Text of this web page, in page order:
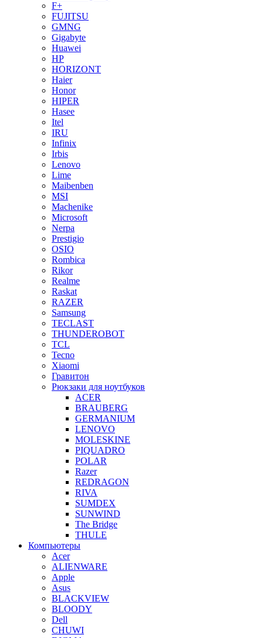
F+
FUJITSU
GMNG
Gigabyte
Huawei
HP
HORIZONT
Haier
Honor
HIPER
Hasee
Itel
IRU
Infinix
Irbis
Lenovo
Lime
Maibenben
MSI
Machenike
Microsoft
Nerpa
Prestigio
OSIO
Rombica
Rikor
Realme
Raskat
RAZER
Samsung
TECLAST
THUNDEROBOT
TCL
Tecno
Xiaomi
Гравитон
Рюкзаки для ноутбуков
ACER
BRAUBERG
GERMANIUM
LENOVO
MOLESKINE
PIQUADRO
POLAR
Razer
REDRAGON
RIVA
SUMDEX
SUNWIND
The Bridge
THULE
Компьютеры
Acer
ALIENWARE
Apple
Asus
BLACKVIEW
BLOODY
Dell
CHUWI